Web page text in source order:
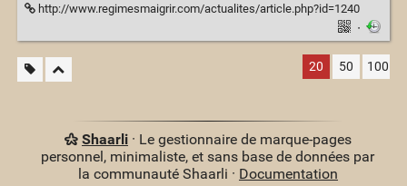
http://www.regimesmaigrir.com/actualites/article.php?id=1240
·
20 50 100
Shaarli· Le gestionnaire de marque-pages
personnel, minimaliste, et sans base de données par
la communauté Shaarli · Documentation